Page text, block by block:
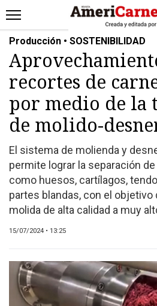
INICIO
NOTICIAS RECIENTES
NOTICIAS
ARTICULOS
PRODUCCIÓN
PROCESO
PRODUCTO
NUEVOS PRODUCTOS
MARKETPLACE
REVISTAS
DE CARNE VACUNA
EVENTOS Y
CAPACITACIONES
Producción • SOSTENIBILIDAD
recortes de
por medio de la
de molido-
El sistema de molienda y
permite lograr la separación
como huesos, cartílagos,
partes blandas, con el objetivo
molida de alta calidad a muy
15/07/2024 • 13:25